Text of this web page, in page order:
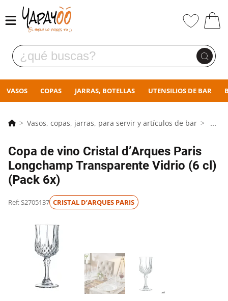
VASOS COPAS JARRAS, BOTELLAS UTENSILIOS DE BAR
Vasos, copas, jarras, para servir y artículos de bar ...
Copa de vino Cristal d’Arques Paris
Longchamp Transparente Vidrio (6 cl)
(Pack 6x)
Ref: S2705137 CRISTAL D’ARQUES PARIS